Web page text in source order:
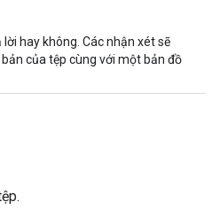
hay không. Các nhận xét sẽ
của tệp cùng với một bản đồ